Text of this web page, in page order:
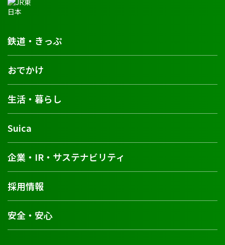
鉄道・きっぷ
おでかけ
生活・暮らし
Suica
企業・IR・サステナビリティ
採用情報
安全・安心